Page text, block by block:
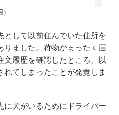
として以前住んでいた住所を
りました。荷物がまったく届
文履歴を確認したところ、以
れてしまったことが発覚しま
に犬がいるためにドライバー